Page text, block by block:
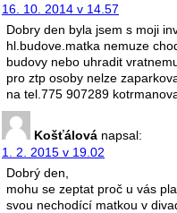
16. 10. 2014 v 14.57
Dobry den byla jsem s moji
hl.budove.matka nemuze
budovy nebo uhradit
pro ztp osoby nelze
na tel.775 907289
Košťálová napsal:
1. 2. 2015 v 19.02
Dobrý den,
mohu se zeptat proč u vás
svou nechodící matkou v